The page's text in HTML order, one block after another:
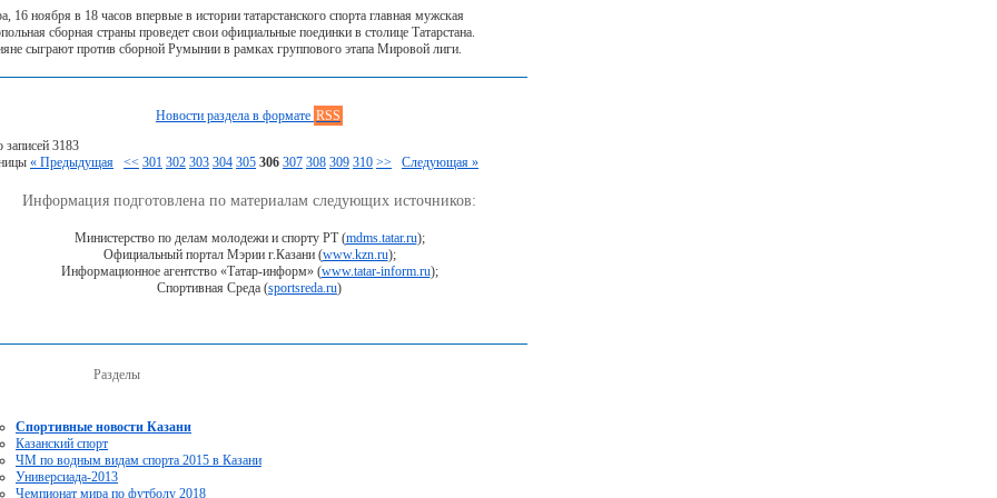
16 ноября в 18 часов впервые в истории татарстанского спорта главная мужская
сборная страны проведет свои официальные поединки в столице Татарстана.
сыграют против сборной Румынии в рамках группового этапа Мировой лиги.
Новости раздела в формате RSS
записей 3183
« Предыдущая << 301 302 303 304 305 306 307 308 309 310 >> Следующая »
Информация подготовлена по материалам следующих источников:
Министерство по делам молодежи и спорту РТ (mdms.tatar.ru);
Официальный портал Мэрии г.Казани (www.kzn.ru);
Информационное агентство «Татар-информ» (www.tatar-inform.ru);
Спортивная Среда (sportsreda.ru)
Разделы
Спортивные новости Казани
Казанский спорт
ЧМ по водным видам спорта 2015 в Казани
Универсиада-2013
Чемпионат мира по футболу 2018